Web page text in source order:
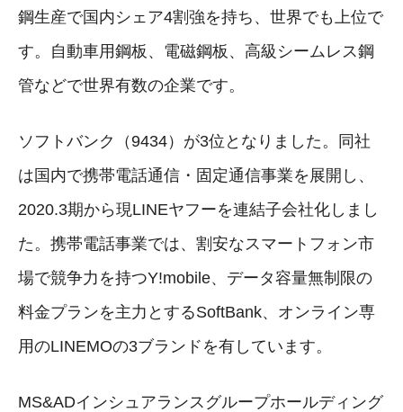
鋼生産で国内シェア4割強を持ち、世界でも上位で
す。自動車用鋼板、電磁鋼板、高級シームレス鋼
管などで世界有数の企業です。
ソフトバンク（9434）が3位となりました。同社
は国内で携帯電話通信・固定通信事業を展開し、
2020.3期から現LINEヤフーを連結子会社化しまし
た。携帯電話事業では、割安なスマートフォン市
場で競争力を持つY!mobile、データ容量無制限の
料金プランを主力とするSoftBank、オンライン専
用のLINEMOの3ブランドを有しています。
MS&ADインシュアランスグループホールディング